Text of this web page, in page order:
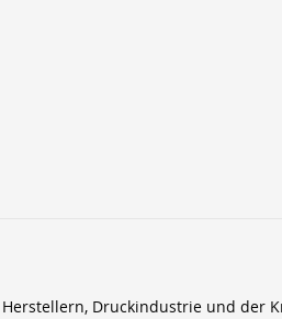
Druckindustrie und der